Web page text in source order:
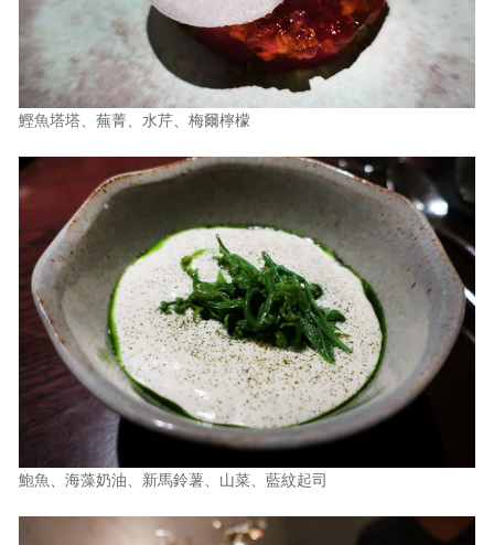
鰹魚塔塔、蕪菁、水芹、梅爾檸檬
鮑魚、海藻奶油、新馬鈴薯、山菜、藍紋起司